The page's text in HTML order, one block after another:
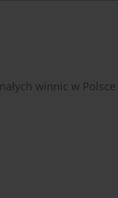
winnic w Polsce